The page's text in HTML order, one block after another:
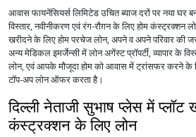
आवास फायनेंसियर्स लिमिटेड उचित ब्याज दरों पर नया घर
विस्तार, नवीनीकरण एवं रंग-रौग़न के लिए होम कंस्ट्रक्शन
खरीदने के लिए होम परचेज लोन, अपने व अपने परिवार की
अन्य मेडिकल इमर्जेन्सी में लोन अगेंस्ट प्रॉपर्टी, व्यापार के
लोन, एवं आपके मौजूदा होम को आवास में ट्रांसफर करने के
टॉप-अप लोन ऑफर करता है।
दिल्ली नेताजी सुभाष प्लेस में
कंस्ट्रक्शन के लिए लोन